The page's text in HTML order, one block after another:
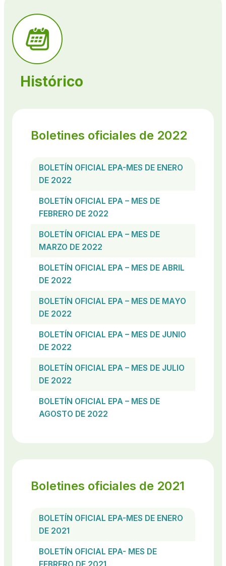
Histórico
Boletines oficiales de 2022
BOLETÍN OFICIAL EPA-MES DE ENERO
DE 2022
BOLETÍN OFICIAL EPA – MES DE
FEBRERO DE 2022
BOLETÍN OFICIAL EPA – MES DE
MARZO DE 2022
BOLETÍN OFICIAL EPA – MES DE ABRIL
DE 2022
BOLETÍN OFICIAL EPA – MES DE MAYO
DE 2022
BOLETÍN OFICIAL EPA – MES DE JUNIO
DE 2022
BOLETÍN OFICIAL EPA – MES DE JULIO
DE 2022
BOLETÍN OFICIAL EPA – MES DE
AGOSTO DE 2022
Boletines oficiales de 2021
BOLETÍN OFICIAL EPA-MES DE ENERO
DE 2021
BOLETÍN OFICIAL EPA- MES DE